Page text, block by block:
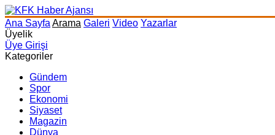
Ana Sayfa Arama Galeri Video Yazarlar
Üyelik
Üye Girişi
Kategoriler
Gündem
Spor
Ekonomi
Siyaset
Magazin
Dünya